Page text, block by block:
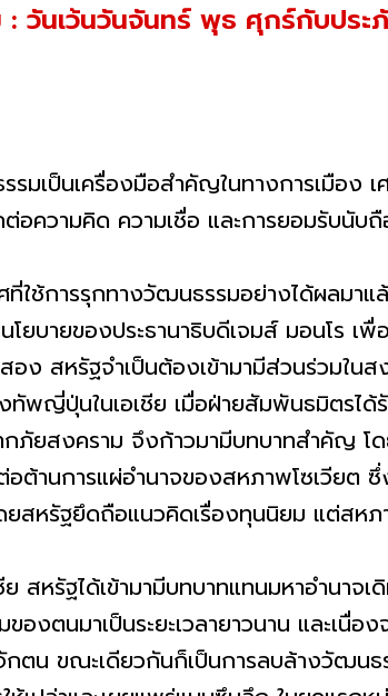
วันเว้นวันจันทร์ พุธ ศุกร์กับประ
รื่องมือสำคัญในทางการเมือง เศร
อความคิด ความเชื่อ และการยอมรับนับ
รุกทางวัฒนธรรมอย่างได้ผลมาแล้วคื
ยบายของประธานาธิบดีเจมส์ มอนโร เ
อง สหรัฐจำเป็นต้องเข้ามามีส่วนร่วมใน
ทัพญี่ปุ่นในเอเชีย เมื่อฝ่ายสัมพันธมิตรได้
ภัยสงคราม จึงก้าวมามีบทบาทสำคัญ โด
ต่อต้านการแผ่อำนาจของสหภาพโซเวีย
ยสหรัฐยึดถือแนวคิดเรื่องทุนนิยม แต่สห
ด้เข้ามามีบทบาทแทนมหาอำนาจเดิ
งตนมาเป็นระยะเวลายาวนาน และเนื่อ
กตน ขณะเดียวกันก็เป็นการลบล้างวัฒน